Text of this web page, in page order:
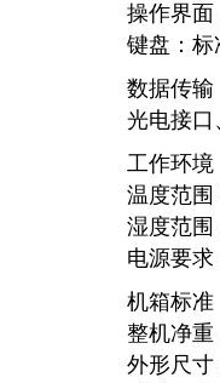
操作界面
键盘：标
数据传输
光电接口
工作环境
温度范
湿度范围
电源要
机箱标准
整机净重
外形尺